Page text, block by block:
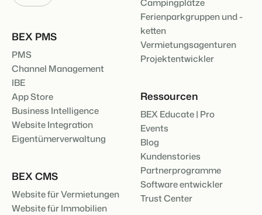
BEX PMS
PMS
Channel Management
IBE
App Store
Business Intelligence
Website Integration
Eigentümerverwaltung
BEX CMS
Website für Vermietungen
Website für Immobilien
Ferienparkgruppen und -
ketten
Vermietungsagenturen
Projektentwickler
Ressourcen
BEX Educate | Pro
Events
Blog
Kundenstories
Partnerprogramme
Software entwickler
Trust Center